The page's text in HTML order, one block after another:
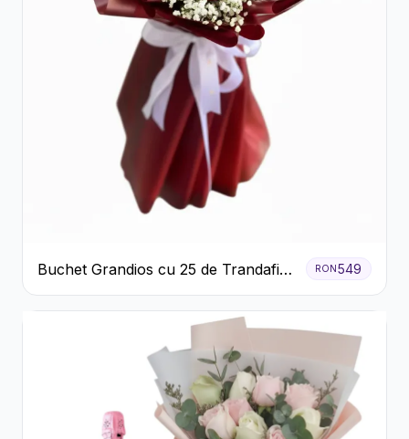
Buchet Grandios cu 25 de Trandafiri
Roșii
RON549